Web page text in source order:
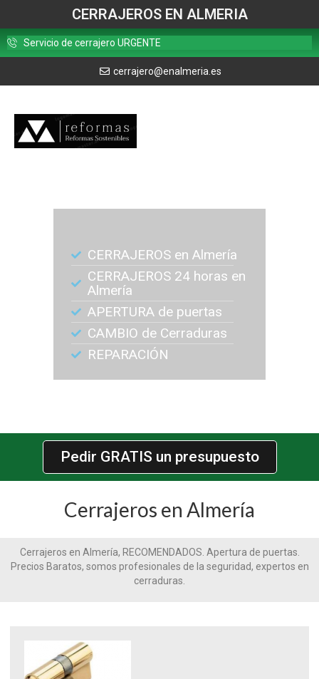
CERRAJEROS EN ALMERIA
Servicio de cerrajero URGENTE
cerrajero@enalmeria.es
CERRAJEROS en Almería
CERRAJEROS 24 horas en
Almería
APERTURA de puertas
CAMBIO de Cerraduras
REPARACIÓN
Pedir GRATIS un presupuesto
Cerrajeros en Almería
Cerrajeros en Almería, RECOMENDADOS. Apertura de puertas.
Precios Baratos, somos profesionales de la seguridad, expertos en
cerraduras.